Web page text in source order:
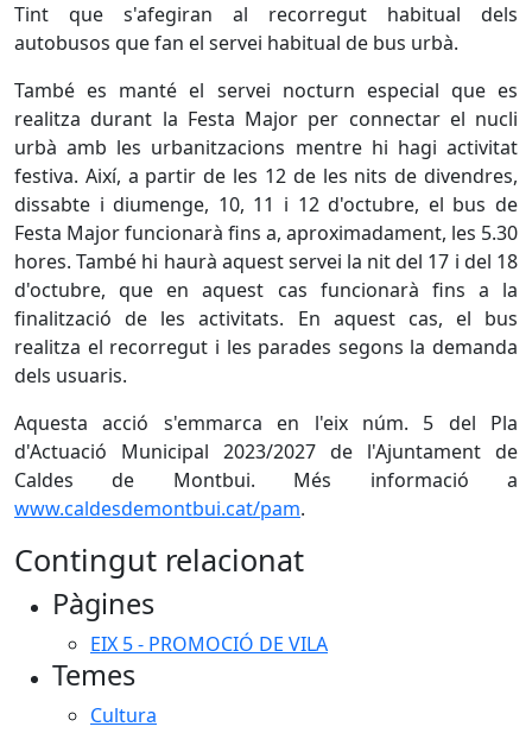
Tint que s'afegiran al recorregut habitual dels
autobusos que fan el servei habitual de bus urbà.
També es manté el servei nocturn especial que es
realitza durant la Festa Major per connectar el nucli
urbà amb les urbanitzacions mentre hi hagi activitat
festiva. Així, a partir de les 12 de les nits de divendres,
dissabte i diumenge, 10, 11 i 12 d'octubre, el bus de
Festa Major funcionarà fins a, aproximadament, les 5.30
hores. També hi haurà aquest servei la nit del 17 i del 18
d'octubre, que en aquest cas funcionarà fins a la
finalització de les activitats. En aquest cas, el bus
realitza el recorregut i les parades segons la demanda
dels usuaris.
Aquesta acció s'emmarca en l'eix núm. 5 del Pla
d'Actuació Municipal 2023/2027 de l'Ajuntament de
Caldes de Montbui. Més informació a
www.caldesdemontbui.cat/pam.
Contingut relacionat
Pàgines
EIX 5 - PROMOCIÓ DE VILA
Temes
Cultura